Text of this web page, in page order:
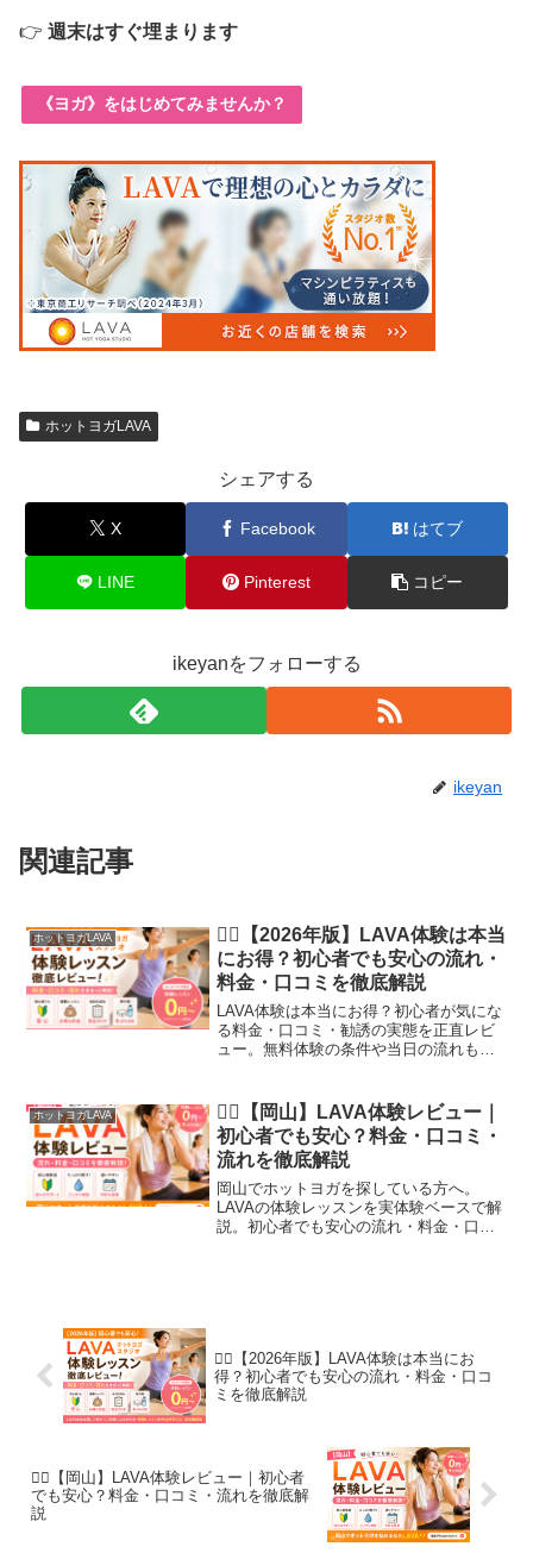
👉 週末はすぐ埋まります
《ヨガ》をはじめてみませんか？
ホットヨガLAVA
シェアする
X Facebook はてブ
LINE Pinterest コピー
ikeyanをフォローする
ikeyan
関連記事
ホットヨガLAVA
🧘‍♀️【2026年版】LAVA体験は本当
にお得？初心者でも安心の流れ・
料金・口コミを徹底解説
LAVA体験は本当にお得？初心者が気にな
る料金・口コミ・勧誘の実態を正直レビ
ュー。無料体験の条件や当日の流れも完
ホットヨガLAVA
🧘‍♀️【岡山】LAVA体験レビュー｜
初心者でも安心？料金・口コミ・
流れを徹底解説
岡山でホットヨガを探している方へ。
LAVAの体験レッスンを実体験ベースで解
説。初心者でも安心の流れ・料金・口コ
🧘‍♀️【2026年版】LAVA体験は本当にお
得？初心者でも安心の流れ・料金・口コ
ミを徹底解説
🧘‍♀️【岡山】LAVA体験レビュー｜初心者
でも安心？料金・口コミ・流れを徹底解
説